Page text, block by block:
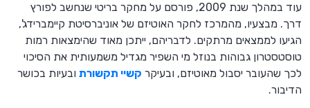
עוד במהלך שנת 2009, פורסם על מחקר בריטי שנחשב לפורץ
דרך. מבצעיו, מהמרכז לחקר האוטיזם של אוניברסיטת קיימברידג',
הגיעו לממצאים מרתקים. לדבריהם, ייתכן מאוד שהימצאות רמות
טוסטסטרון גבוהות בנוזל מי השפיר מגדיל משמעותית את הסיכוי
לכך שהעובר יסבול מאוטיזם, ובעיקר קשיי תקשורת ובעיות בכושר
הדיבור.